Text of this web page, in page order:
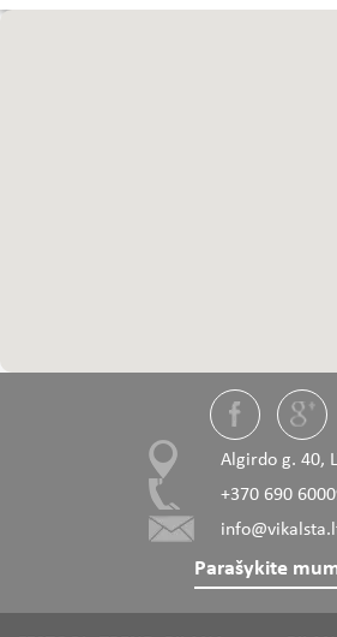
Algirdo g. 40,
+370 690
Parašykite